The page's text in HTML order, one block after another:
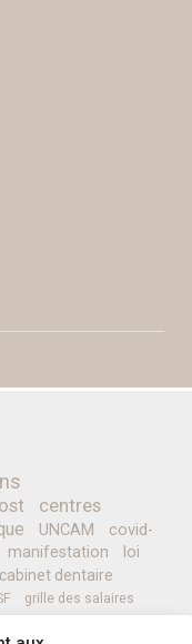
centres
UNCAM
covid-
manifestation
loi
dentaire
grille des salaires